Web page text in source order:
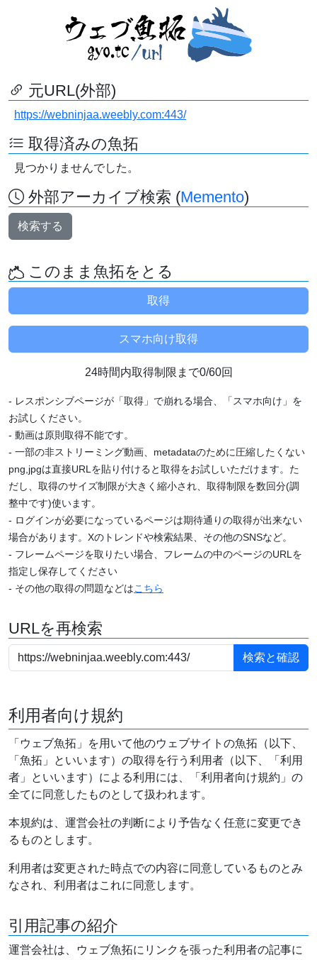
元URL(外部)
https://webninjaa.weebly.com:443/
取得済みの魚拓
見つかりませんでした。
外部アーカイブ検索 (Memento)
検索する
このまま魚拓をとる
24時間内取得制限まで0/60回
- レスポンシブページが「取得」で崩れる場合、「スマホ向け」を
お試しください。
- 動画は原則取得不能です。
- 一部の非ストリーミング動画、metadataのために圧縮したくない
png,jpgは直接URLを貼り付けると取得をお試しいただけます。た
だし、取得のサイズ制限が大きく縮小され、取得制限を数回分(調
整中です)使います。
- ログインが必要になっているページは期待通りの取得が出来ない
場合があります。Xのトレンドや検索結果、その他のSNSなど。
- フレームページを取りたい場合、フレームの中のページのURLを
指定し保存してください
- その他の取得の問題などはこちら
URLを再検索
利用者向け規約
「ウェブ魚拓」を用いて他のウェブサイトの魚拓（以下、
「魚拓」といいます）の取得を行う利用者（以下、「利用
者」といいます）による利用には、「利用者向け規約」の
全てに同意したものとして扱われます。
本規約は、運営会社の判断により予告なく任意に変更でき
るものとします。
利用者は変更された時点での内容に同意しているものとみ
なされ、利用者はこれに同意します。
引用記事の紹介
運営会社は、ウェブ魚拓にリンクを張った利用者の記事に